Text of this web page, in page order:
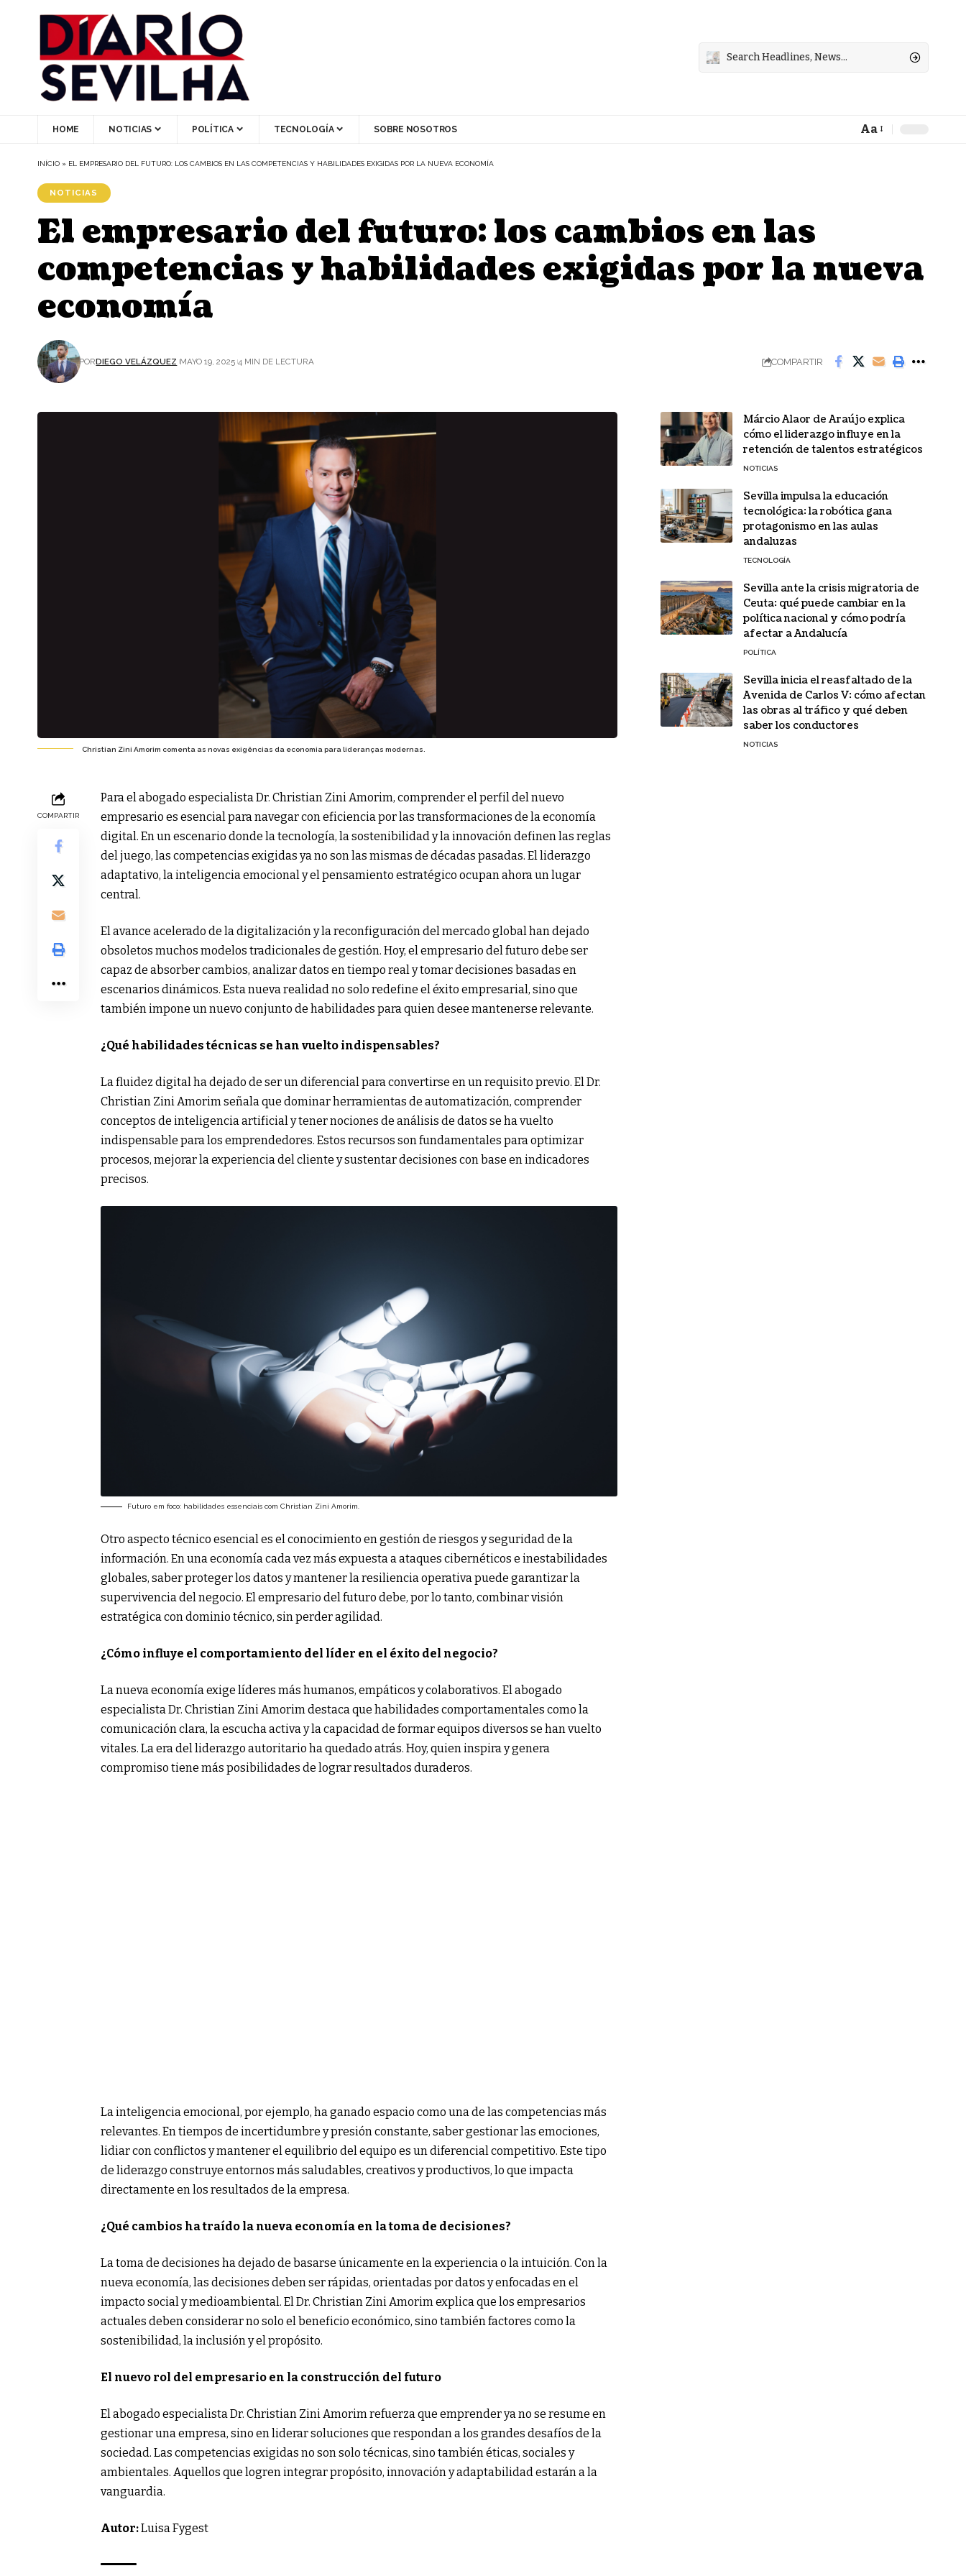
HOME NOTICIAS POLÍTICA TECNOLOGÍA SOBRE NOSOTROS Aa
INÍCIO » EL EMPRESARIO DEL FUTURO: LOS CAMBIOS EN LAS COMPETENCIAS Y HABILIDADES EXIGIDAS POR LA NUEVA ECONOMÍA
NOTICIAS
El empresario del futuro: los cambios en las
competencias y habilidades exigidas por la nueva
economía
PORDIEGO VELÁZQUEZ MAYO 19, 2025 4 MIN DE LECTURA COMPARTIR
Christian Zini Amorim comenta as novas exigências da economia para lideranças modernas.
COMPARTIR
Para el abogado especialista Dr. Christian Zini Amorim, comprender el perfil del nuevo
empresario es esencial para navegar con eficiencia por las transformaciones de la economía
digital. En un escenario donde la tecnología, la sostenibilidad y la innovación definen las reglas
del juego, las competencias exigidas ya no son las mismas de décadas pasadas. El liderazgo
adaptativo, la inteligencia emocional y el pensamiento estratégico ocupan ahora un lugar
central.
El avance acelerado de la digitalización y la reconfiguración del mercado global han dejado
obsoletos muchos modelos tradicionales de gestión. Hoy, el empresario del futuro debe ser
capaz de absorber cambios, analizar datos en tiempo real y tomar decisiones basadas en
escenarios dinámicos. Esta nueva realidad no solo redefine el éxito empresarial, sino que
también impone un nuevo conjunto de habilidades para quien desee mantenerse relevante.
¿Qué habilidades técnicas se han vuelto indispensables?
La fluidez digital ha dejado de ser un diferencial para convertirse en un requisito previo. El Dr.
Christian Zini Amorim señala que dominar herramientas de automatización, comprender
conceptos de inteligencia artificial y tener nociones de análisis de datos se ha vuelto
indispensable para los emprendedores. Estos recursos son fundamentales para optimizar
procesos, mejorar la experiencia del cliente y sustentar decisiones con base en indicadores
precisos.
Futuro em foco: habilidades essenciais com Christian Zini Amorim.
Otro aspecto técnico esencial es el conocimiento en gestión de riesgos y seguridad de la
información. En una economía cada vez más expuesta a ataques cibernéticos e inestabilidades
globales, saber proteger los datos y mantener la resiliencia operativa puede garantizar la
supervivencia del negocio. El empresario del futuro debe, por lo tanto, combinar visión
estratégica con dominio técnico, sin perder agilidad.
¿Cómo influye el comportamiento del líder en el éxito del negocio?
La nueva economía exige líderes más humanos, empáticos y colaborativos. El abogado
especialista Dr. Christian Zini Amorim destaca que habilidades comportamentales como la
comunicación clara, la escucha activa y la capacidad de formar equipos diversos se han vuelto
vitales. La era del liderazgo autoritario ha quedado atrás. Hoy, quien inspira y genera
compromiso tiene más posibilidades de lograr resultados duraderos.
La inteligencia emocional, por ejemplo, ha ganado espacio como una de las competencias más
relevantes. En tiempos de incertidumbre y presión constante, saber gestionar las emociones,
lidiar con conflictos y mantener el equilibrio del equipo es un diferencial competitivo. Este tipo
de liderazgo construye entornos más saludables, creativos y productivos, lo que impacta
directamente en los resultados de la empresa.
¿Qué cambios ha traído la nueva economía en la toma de decisiones?
La toma de decisiones ha dejado de basarse únicamente en la experiencia o la intuición. Con la
nueva economía, las decisiones deben ser rápidas, orientadas por datos y enfocadas en el
impacto social y medioambiental. El Dr. Christian Zini Amorim explica que los empresarios
actuales deben considerar no solo el beneficio económico, sino también factores como la
sostenibilidad, la inclusión y el propósito.
El nuevo rol del empresario en la construcción del futuro
El abogado especialista Dr. Christian Zini Amorim refuerza que emprender ya no se resume en
gestionar una empresa, sino en liderar soluciones que respondan a los grandes desafíos de la
sociedad. Las competencias exigidas no son solo técnicas, sino también éticas, sociales y
ambientales. Aquellos que logren integrar propósito, innovación y adaptabilidad estarán a la
vanguardia.
Autor:Luisa Fygest
Márcio Alaor de Araújo explica
cómo el liderazgo influye en la
retención de talentos estratégicos
NOTICIAS
Sevilla impulsa la educación
tecnológica: la robótica gana
protagonismo en las aulas
andaluzas
TECNOLOGÍA
Sevilla ante la crisis migratoria de
Ceuta: qué puede cambiar en la
política nacional y cómo podría
afectar a Andalucía
POLÍTICA
Sevilla inicia el reasfaltado de la
Avenida de Carlos V: cómo afectan
las obras al tráfico y qué deben
saber los conductores
NOTICIAS